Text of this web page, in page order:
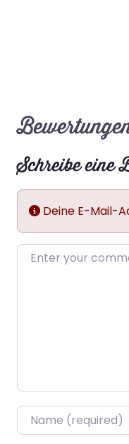
Schreibe eine
Deine E-Mail-
Enter your
Name*